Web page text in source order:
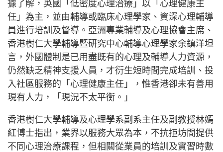
據了解，英國「低密度心理治療」以「心理健康主
任」為主，並由輔導或臨床心理學家、資深心理輔導
員進行培訓及督導。亞洲專業輔導及心理協會主席、
香港樹仁大學輔導暨研究中心輔導心理學家余鎮洋坦
言，外國體制是已用盡既有的心理及輔導人力資源，
仍然缺乏精神支援人員，才衍生短時間完成培訓、投
入社區服務的「心理健康主任」，惟香港卻未有善用
現有人力，「現況不太平衡。」
香港樹仁大學輔導及心理學系副系主任及副教授林嫣
紅博士指出，業界以服務大眾為本，不抗拒坊間提供
不同心理治療課程，但相關從業員的培訓及實習時數